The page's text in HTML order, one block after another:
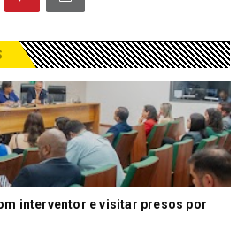
interventor e visitar presos por